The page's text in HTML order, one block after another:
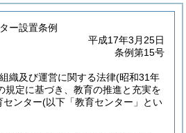
ー設置条例
平成17年3月25日
条例第15号
織及び運営に関する法律(昭和31年
規定に基づき、教育の推進と充実を
センター(以下「教育センター」とい